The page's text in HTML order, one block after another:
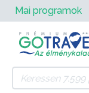
Mai programok